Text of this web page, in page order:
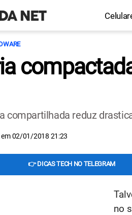
compartilhada reduz
em02/01/2018 21:23
👉 DICAS TECH NO TELEGRAM
no